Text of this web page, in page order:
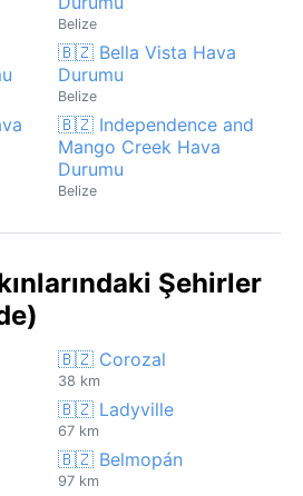
Belize
🇧🇿 Bella Vista Hava
Durumu
Belize
🇧🇿 Independence and
Mango Creek Hava
Durumu
Belize
Şehirler
🇧🇿 Corozal
38 km
🇧🇿 Ladyville
67 km
🇧🇿 Belmopán
97 km